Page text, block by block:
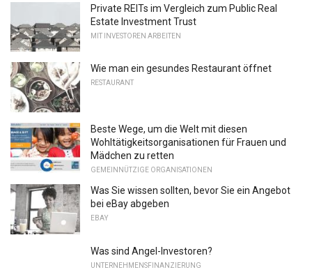
Private REITs im Vergleich zum Public Real
Estate Investment Trust
MIT INVESTOREN ARBEITEN
Wie man ein gesundes Restaurant öffnet
RESTAURANT
Beste Wege, um die Welt mit diesen
Wohltätigkeitsorganisationen für Frauen und
Mädchen zu retten
GEMEINNÜTZIGE ORGANISATIONEN
Was Sie wissen sollten, bevor Sie ein Angebot
bei eBay abgeben
EBAY
Was sind Angel-Investoren?
UNTERNEHMENSFINANZIERUNG